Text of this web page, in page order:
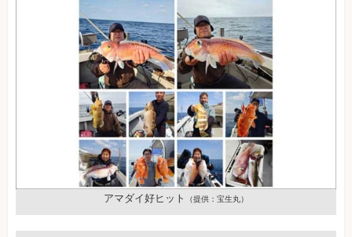
アマダイ好ヒット （提供：宝生丸）